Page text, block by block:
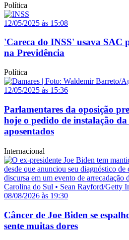
Política
12/05/2025 às 15:08
'Careca do INSS' usava SAC
na Previdência
Política
12/05/2025 às 15:36
Parlamentares da oposição
hoje o pedido de instalação
aposentados
Internacional
08/08/2026 às 19:30
Câncer de Joe Biden se
sente muitas dores